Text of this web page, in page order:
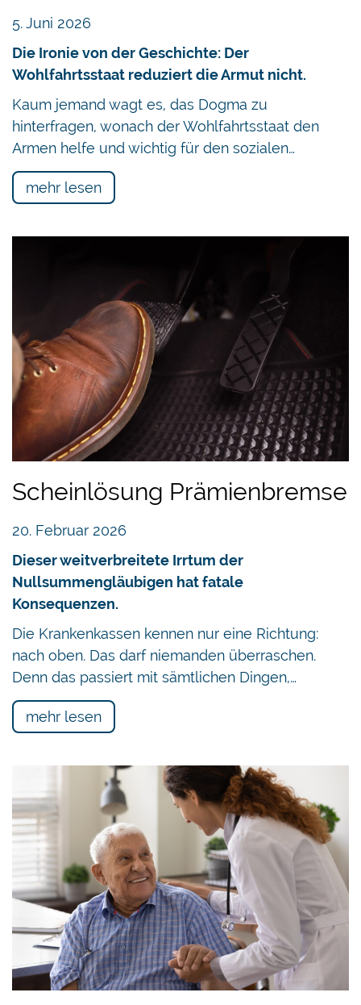
5. Juni 2026
Die Ironie von der Geschichte: Der
Wohlfahrtsstaat reduziert die Armut nicht.
Kaum jemand wagt es, das Dogma zu
hinterfragen, wonach der Wohlfahrtsstaat den
Armen helfe und wichtig für den sozialen…
mehr lesen
Scheinlösung Prämienbremse
20. Februar 2026
Dieser weitverbreitete Irrtum der
Nullsummengläubigen hat fatale
Konsequenzen.
Die Krankenkassen kennen nur eine Richtung:
nach oben. Das darf niemanden überraschen.
Denn das passiert mit sämtlichen Dingen,…
mehr lesen